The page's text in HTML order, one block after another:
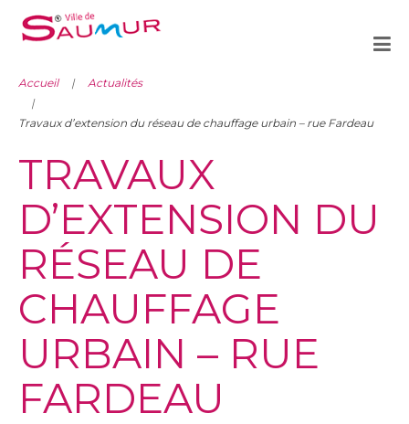
Accueil Actualités
Travaux d’extension du réseau de chauffage urbain – rue Fardeau
TRAVAUX
D’EXTENSION DU
RÉSEAU DE
CHAUFFAGE
URBAIN – RUE
FARDEAU